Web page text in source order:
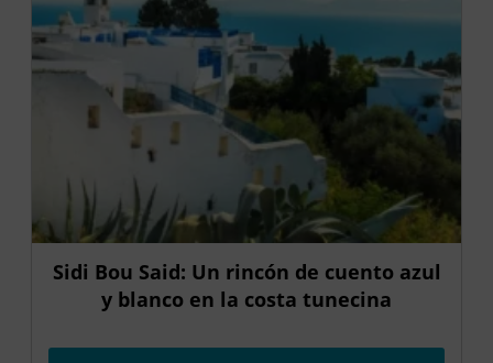
Sidi Bou Said: Un rincón de cuento azul
y blanco en la costa tunecina